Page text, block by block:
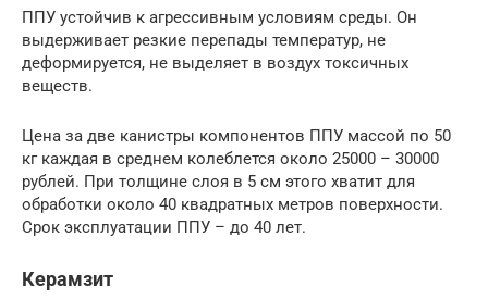
ППУ устойчив к агрессивным условиям среды. Он
выдерживает резкие перепады температур, не
деформируется, не выделяет в воздух токсичных
веществ.
Цена за две канистры компонентов ППУ массой по 50
кг каждая в среднем колеблется около 25000 – 30000
рублей. При толщине слоя в 5 см этого хватит для
обработки около 40 квадратных метров поверхности.
Срок эксплуатации ППУ – до 40 лет.
Керамзит